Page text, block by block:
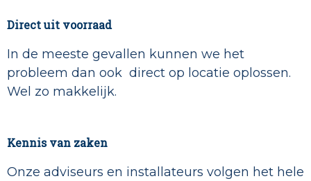
Direct uit voorraad
In de meeste gevallen kunnen we het
probleem dan ook direct op locatie oplossen.
Wel zo makkelijk.
Kennis van zaken
Onze adviseurs en installateurs volgen het hele